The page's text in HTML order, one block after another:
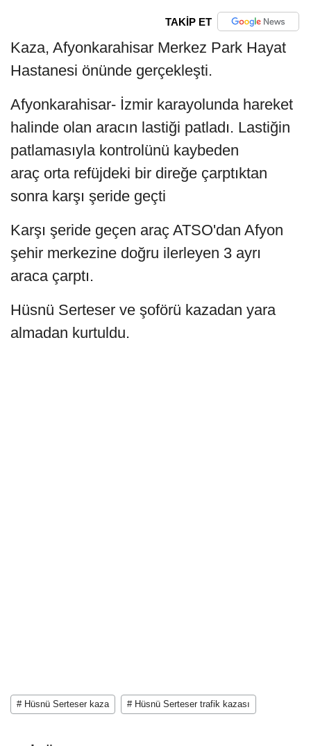
TAKİP ET
Kaza, Afyonkarahisar Merkez Park Hayat
Hastanesi önünde gerçekleşti.
Afyonkarahisar- İzmir karayolunda hareket
halinde olan aracın lastiği patladı. Lastiğin
patlamasıyla kontrolünü kaybeden
araç orta refüjdeki bir direğe çarptıktan
sonra karşı şeride geçti
Karşı şeride geçen araç ATSO'dan Afyon
şehir merkezine doğru ilerleyen 3 ayrı
araca çarptı.
Hüsnü Serteser ve şoförü kazadan yara
almadan kurtuldu.
# Hüsnü Serteser kaza # Hüsnü Serteser trafik kazası